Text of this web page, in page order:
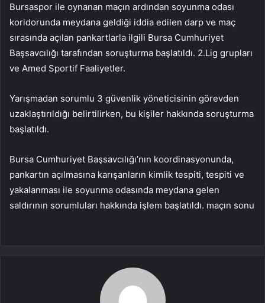
Bursaspor ile oynanan maçın ardından soyunma odası
koridorunda meydana geldiği iddia edilen darp ve maç
sırasında açılan pankartlarla ilgili Bursa Cumhuriyet
Başsavcılığı tarafından soruşturma başlatıldı. 2.Lig grupları
ve Amed Sportif Faaliyetler.
Yarışmadan sorumlu 3 güvenlik yöneticisinin görevden
uzaklaştırıldığı belirtilirken, bu kişiler hakkında soruşturma
başlatıldı.
Bursa Cumhuriyet Başsavcılığı’nın koordinasyonunda,
pankartın açılmasına karışanların kimlik tespiti, tespiti ve
yakalanması ile soyunma odasında meydana gelen
saldırının sorumluları hakkında işlem başlatıldı. maçın sonu